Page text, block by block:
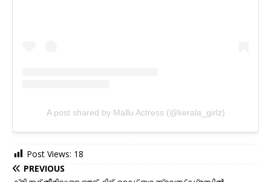
A post shared by Mallu Actress (@kerala_girlz)
Post Views: 18
PREVIOUS